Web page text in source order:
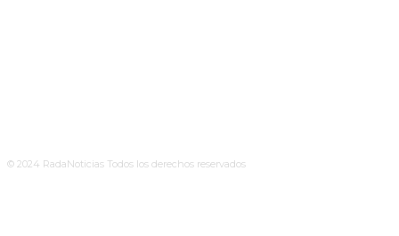
© 2024 RadaNoticias Todos los derechos reservados